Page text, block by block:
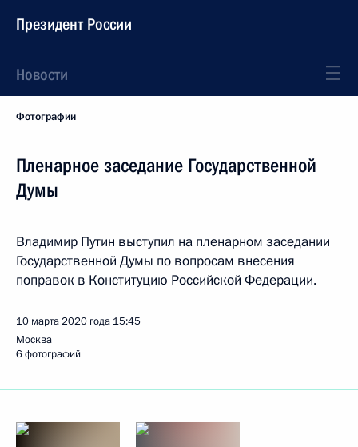
Президент России
Новости
Фотографии
Пленарное заседание Государственной
Думы
Владимир Путин выступил на пленарном заседании
Государственной Думы по вопросам внесения
поправок в Конституцию Российской Федерации.
10 марта 2020 года 15:45
Москва
6 фотографий